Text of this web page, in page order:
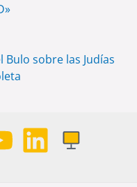
sobre las Judías